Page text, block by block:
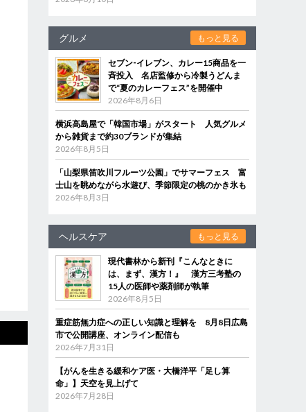
グルメ もっと見る
セブン‐イレブン、カレー15商品を一
斉投入 名店監修から冷製うどんま
で“夏のカレーフェス”を開催中
2026年8月6日
横浜高島屋で「韓国市場」がスタート 人気グルメ
から雑貨まで約30ブランドが集結
2026年8月5日
「山梨県笛吹川フルーツ公園」でサマーフェス 富
士山を眺めながら水遊び、季節限定の桃のかき氷も
2026年8月3日
ヘルスケア もっと見る
現代書林から新刊『こんなときに
は、まず、漢方！』 漢方三考塾の
15人の医師や薬剤師が執筆
2026年8月5日
重症筋無力症への正しい知識と理解を 8月8日広島
市で公開講座、オンライン配信も
2026年7月31日
【がんを生きる緩和ケア医・大橋洋平「足し算
命」】天空を見上げて
2026年7月28日